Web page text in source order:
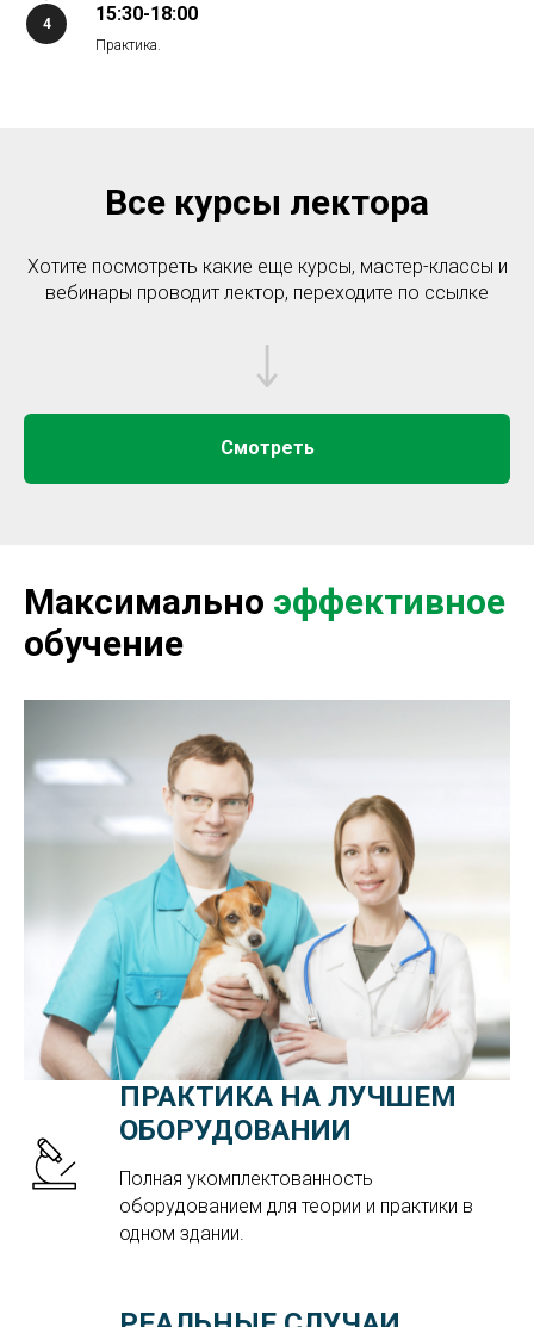
4 15:30-18:00
Практика.
Все курсы лектора
Хотите посмотреть какие еще курсы, мастер-классы и
вебинары проводит лектор, переходите по ссылке
Смотреть
Максимально эффективное
обучение
ПРАКТИКА НА ЛУЧШЕМ
ОБОРУДОВАНИИ
Полная укомплектованность
оборудованием для теории и практики в
одном здании.